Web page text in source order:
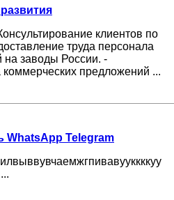
клиентов по
труда персонала
на заводы России. -
предложений ...
WhatsApp Telegram